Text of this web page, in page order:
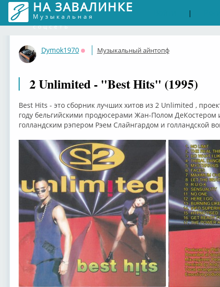
НА ЗАВАЛИНКЕ
Музыкальная
соцсеть
|
Dymok1970
Оффлайн
Музыкальный айнтопф
2 Unlimited - "Best Hits" (1995)
Best Hits - это сборник лучших хитов из 2 Unlimited ,
году бельгийскими продюсерами Жан-Полом ДеКостером
голландским рэпером Рэем Слайнгардом и голландской